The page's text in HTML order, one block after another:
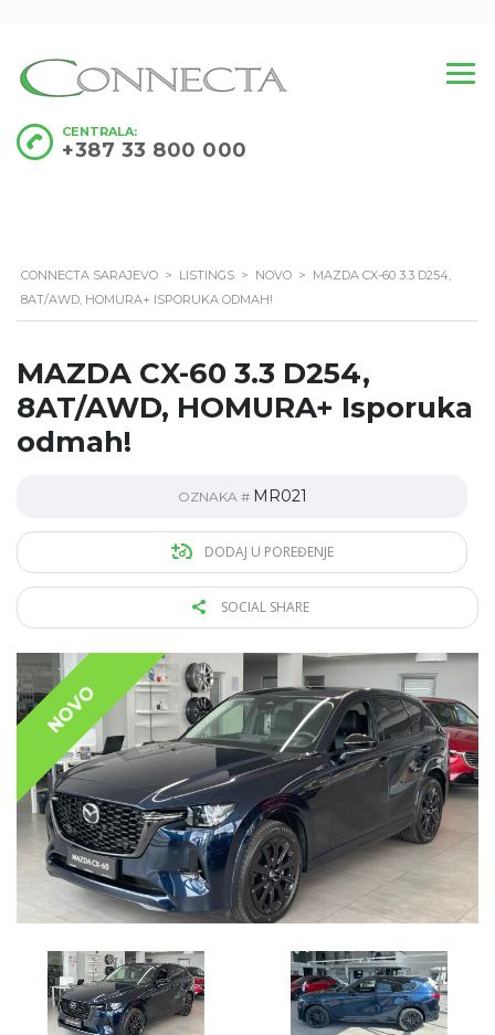
CENTRALA:
+387 33 800 000
CONNECTA SARAJEVO > LISTINGS > NOVO > MAZDA CX-60 3.3 D254,
8AT/AWD, HOMURA+ ISPORUKA ODMAH!
MAZDA CX-60 3.3 D254,
8AT/AWD, HOMURA+ Isporuka
odmah!
OZNAKA # MR021
DODAJ U POREĐENJE
SOCIAL SHARE
NOVO